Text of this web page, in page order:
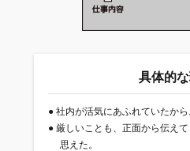
具体的
●社内が活気にあふれていたから
● 厳しいことも、正面から伝え
思えた。